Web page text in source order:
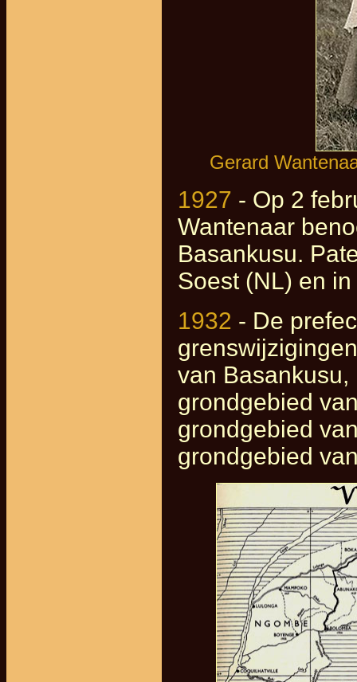
Gerard
1927 - Op 2
Wantenaar
Basankusu.
Soest (NL) en
1932 - De
van
grondgebied
grondgebied
grondgebied